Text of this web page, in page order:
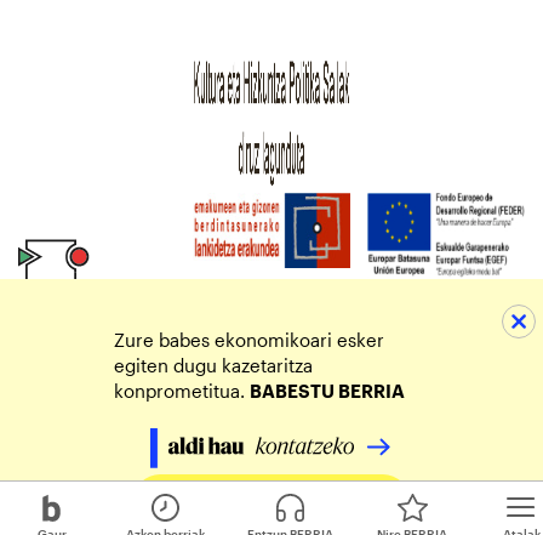
Zure babes ekonomikoari esker
egiten dugu kazetaritza
konprometitua. BABESTU BERRIA
Egin zure ekarpena